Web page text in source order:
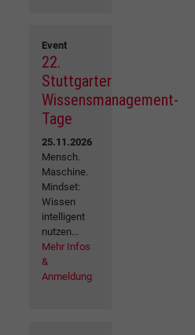
Event
22.
Stuttgarter
Wissensmanagement-
Tage
25.11.2026
Mensch.
Maschine.
Mindset:
Wissen
intelligent
nutzen...
Mehr Infos
&
Anmeldung